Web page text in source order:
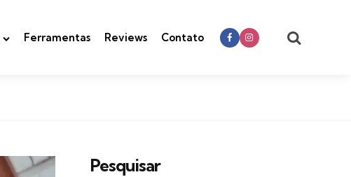
Ferramentas Reviews Contato
Pesquisar